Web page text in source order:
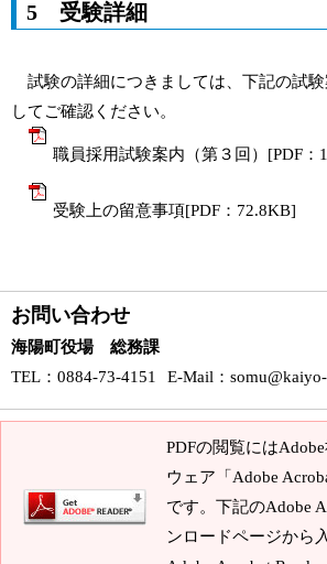
5 受験詳細
試験の詳細につきましては、下記の試験
してご確認ください。
職員採用試験案内（第３回）[PDF：
受験上の留意事項[PDF：72.8KB]
お問い合わせ
海陽町役場 総務課
TEL ：0884-73-4151 E-Mail ：
PDFの閲覧には
ウェア「Adobe
です。下記のAdobe
ンロードページから